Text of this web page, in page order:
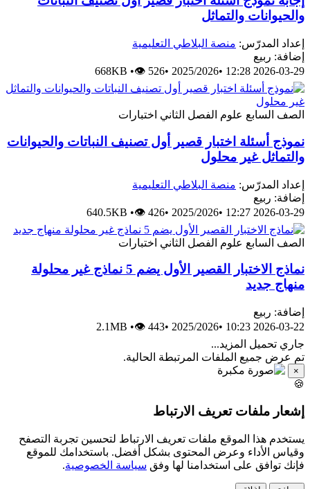
والحيوانات والتماثل
إعداد المدرّس: منصة البلاطي التعليمية
إضافة: ربيع
2026-03-29 12:28
•
2025/2026
•
668KB •👁 526
الصف السابع علوم الفصل الثاني اختبارات
نموذج أسئلة اختبار قصير أول تصنيف النباتات والحيوانات
والتماثل غير محلول
إعداد المدرّس: منصة البلاطي التعليمية
إضافة: ربيع
2026-03-29 12:27
•
2025/2026
•
640.5KB •👁 426
الصف السابع علوم الفصل الثاني اختبارات
نماذج الاختبار القصير الأول يضم 5 نماذج غير محلولة
منهاج جديد
إضافة: ربيع
2026-03-22 10:23
•
2025/2026
•
2.1MB •👁 443
جاري تحميل المزيد...
تم عرض جميع الملفات المرتبطة الحالية.
×
🍪
إشعار ملفات تعريف الارتباط
يستخدم هذا الموقع ملفات تعريف الارتباط لتحسين تجربة التصفح
وقياس الأداء وعرض المحتوى بشكل أفضل. باستخدامك للموقع
فإنك توافق على استخدامنا لها وفق سياسة الخصوصية.